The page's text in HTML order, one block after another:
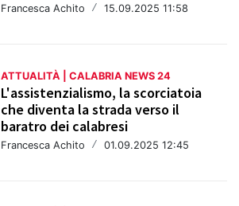
Francesca Achito / 15.09.2025 11:58
ATTUALITÀ | CALABRIA NEWS 24
L'assistenzialismo, la scorciatoia
che diventa la strada verso il
baratro dei calabresi
Francesca Achito / 01.09.2025 12:45